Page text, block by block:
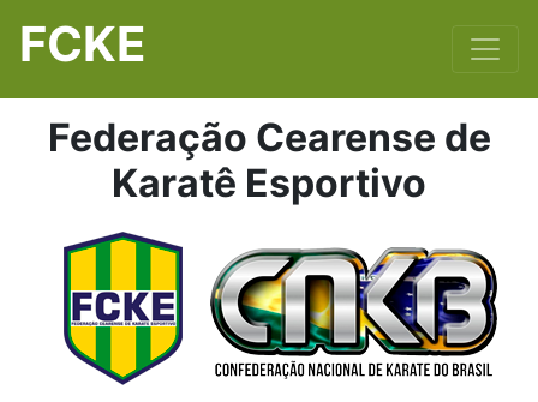
FCKE
Federação Cearense de
Karatê Esportivo